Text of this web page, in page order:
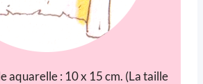
aquarelle : 10 x 15 cm. (La taille